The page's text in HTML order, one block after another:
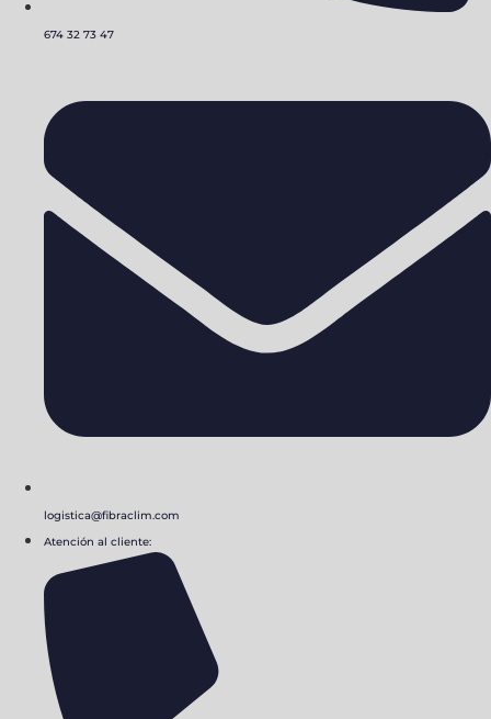
674 32 73 47
logistica@fibraclim.com
Atención al cliente: